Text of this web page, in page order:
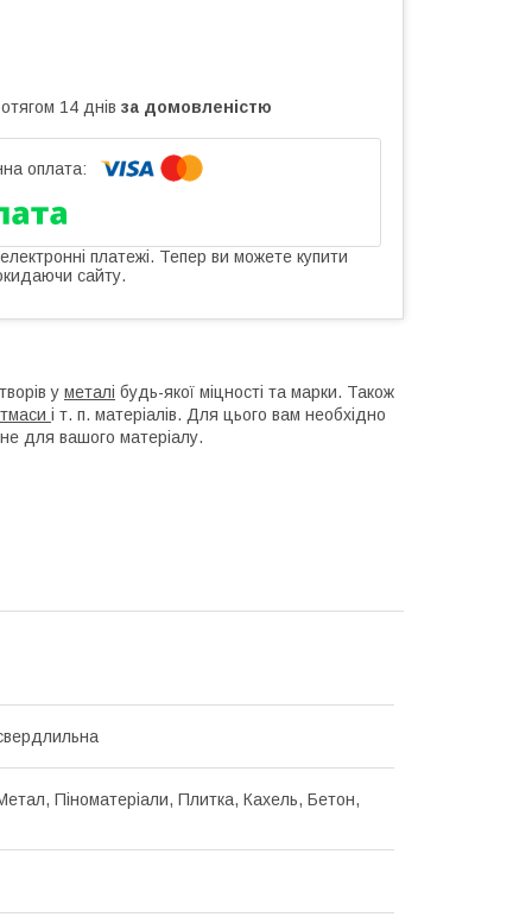
14 днів за домовленістю
платежі. Тепер ви можете купити
сайту.
у металі будь-якої міцності та марки. Також
і т. п. матеріалів. Для цього вам необхідно
для вашого матеріалу.
Піноматеріали, Плитка, Кахель, Бетон,